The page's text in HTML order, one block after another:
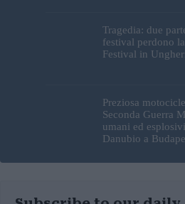
Tragedia: due
festival perdono
Festival in
Preziosa
Seconda Guerra
umani ed
Danubio a